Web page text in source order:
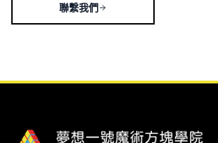
聯繫我們